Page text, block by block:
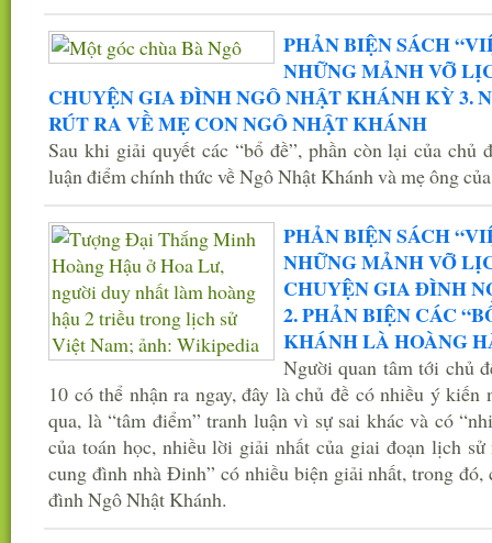
PHẢN BIỆN SÁCH
NHỮNG MẢNH VỠ
CHUYỆN GIA ĐÌNH NGÔ NHẬT KHÁNH KỲ 3.
RÚT RA VỀ MẸ CON NGÔ NHẬT KHÁNH
Sau khi giải quyết các “bổ đề”, phần còn lại của chủ
luận điểm chính thức về Ngô Nhật Khánh và mẹ ông
PHẢN BIỆN SÁCH
NHỮNG MẢNH VỠ
CHUYỆN GIA ĐÌNH
2. PHẢN BIỆN CÁC
KHÁNH LÀ HOÀNG
Người quan tâm tới chủ
10 có thể nhận ra ngay, đây là chủ đề có nhiều ý kiến
qua, là “tâm điểm” tranh luận vì sự sai khác và có
của toán học, nhiều lời giải nhất của giai đoạn lịch sử
cung đình nhà Đinh” có nhiều biện giải nhất, trong
đình Ngô Nhật Khánh.